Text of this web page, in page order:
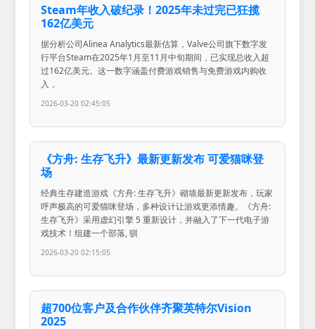
Steam年收入破纪录！2025年未过完已狂揽
162亿美元
据分析公司Alinea Analytics最新估算，Valve公司旗下数字发
行平台Steam在2025年1月至11月中旬期间，已实现总收入超
过162亿美元。这一数字涵盖付费游戏销售与免费游戏内购收
入，
2026-03-20 02:45:05
《方舟: 生存飞升》最新更新发布 可爱猫咪登
场
经典生存建造游戏《方舟: 生存飞升》砌墙最新更新发布，玩家
呼声极高的可爱猫咪登场，多种设计让游戏更添情趣。《方舟:
生存飞升》采用虚幻引擎 5 重新设计，并融入了下一代电子游
戏技术！组建一个部落, 驯
2026-03-20 02:15:05
超700位客户及合作伙伴齐聚英特尔Vision
2025